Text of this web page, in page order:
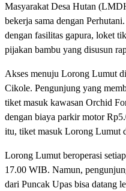
Masyarakat Desa Hutan
bekerja sama dengan
dengan fasilitas gapura, loket
pijakan bambu yang disusun
Akses menuju Lorong Lumut
Cikole. Pengunjung yang
tiket masuk kawasan Orchid
dengan biaya parkir motor
itu, tiket masuk Lorong Lumut
Lorong Lumut beroperasi
17.00 WIB. Namun,
dari Puncak Upas bisa datang